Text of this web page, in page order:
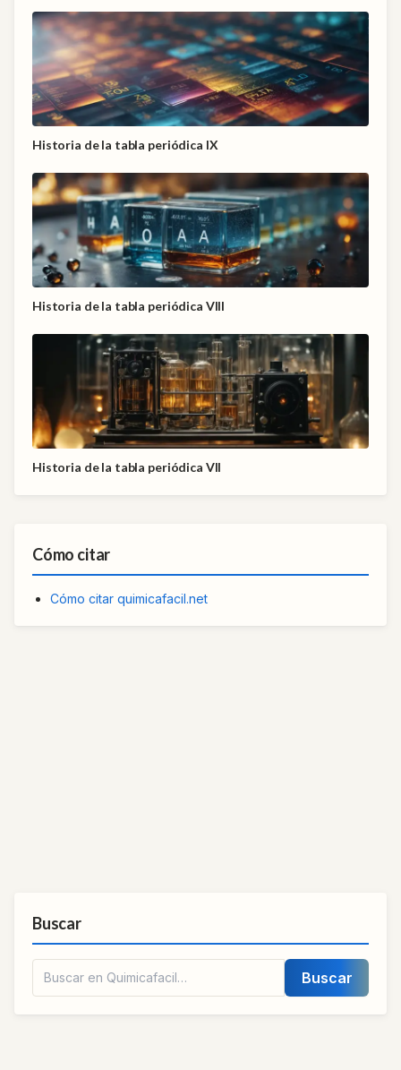
Historia de la tabla periódica IX
Historia de la tabla periódica VIII
Historia de la tabla periódica VII
Cómo citar
Cómo citar quimicafacil.net
Buscar
Buscar